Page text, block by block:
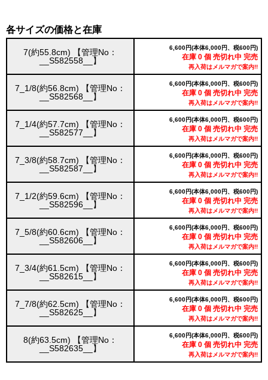
各サイズの価格と在庫
7(約55.8cm) 【管理No：
__S582558__】
6,600円(本体6,000円、税600円)
在庫 0 個 売切れ中 完売
再入荷はメルマガで案内!!
7_1/8(約56.8cm) 【管理No：
__S582568__】
6,600円(本体6,000円、税600円)
在庫 0 個 売切れ中 完売
再入荷はメルマガで案内!!
7_1/4(約57.7cm) 【管理No：
__S582577__】
6,600円(本体6,000円、税600円)
在庫 0 個 売切れ中 完売
再入荷はメルマガで案内!!
7_3/8(約58.7cm) 【管理No：
__S582587__】
6,600円(本体6,000円、税600円)
在庫 0 個 売切れ中 完売
再入荷はメルマガで案内!!
7_1/2(約59.6cm) 【管理No：
__S582596__】
6,600円(本体6,000円、税600円)
在庫 0 個 売切れ中 完売
再入荷はメルマガで案内!!
7_5/8(約60.6cm) 【管理No：
__S582606__】
6,600円(本体6,000円、税600円)
在庫 0 個 売切れ中 完売
再入荷はメルマガで案内!!
7_3/4(約61.5cm) 【管理No：
__S582615__】
6,600円(本体6,000円、税600円)
在庫 0 個 売切れ中 完売
再入荷はメルマガで案内!!
7_7/8(約62.5cm) 【管理No：
__S582625__】
6,600円(本体6,000円、税600円)
在庫 0 個 売切れ中 完売
再入荷はメルマガで案内!!
8(約63.5cm) 【管理No：
__S582635__】
6,600円(本体6,000円、税600円)
在庫 0 個 売切れ中 完売
再入荷はメルマガで案内!!